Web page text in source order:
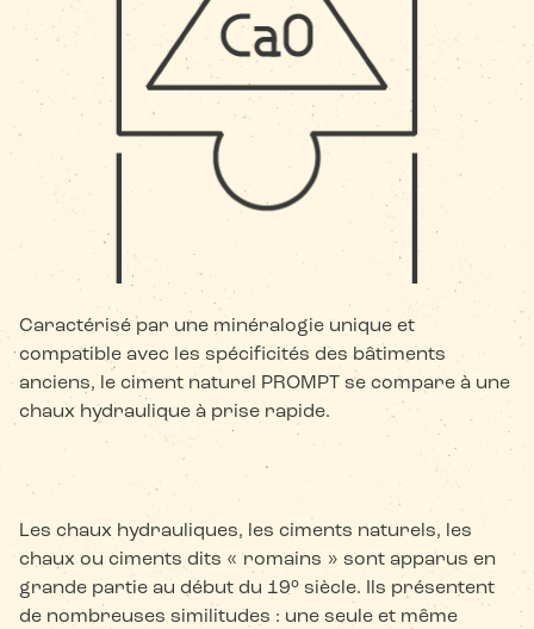
Caractérisé par une minéralogie unique et
compatible avec les spécificités des bâtiments
anciens, le ciment naturel PROMPT se compare à une
chaux hydraulique à prise rapide.
Les chaux hydrauliques, les ciments naturels, les
chaux ou ciments dits « romains » sont apparus en
grande partie au début du 19° siècle. Ils présentent
de nombreuses similitudes : une seule et même